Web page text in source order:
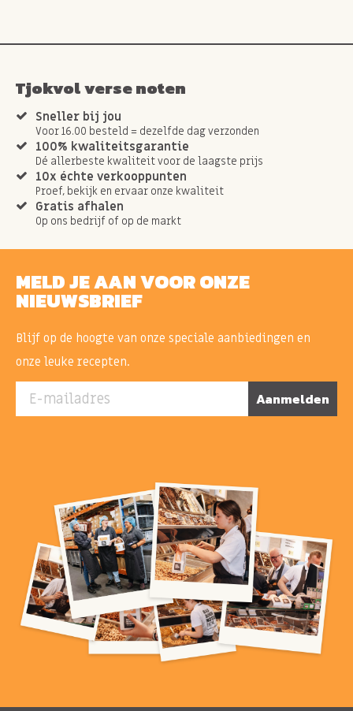
Tjokvol verse noten
Sneller bij jou
Voor 16.00 besteld = dezelfde dag verzonden
100% kwaliteitsgarantie
Dé allerbeste kwaliteit voor de laagste prijs
10x échte verkooppunten
Proef, bekijk en ervaar onze kwaliteit
Gratis afhalen
Op ons bedrijf of op de markt
MELD JE AAN VOOR ONZE
NIEUWSBRIEF
Blijf op de hoogte van onze speciale aanbiedingen en
onze leuke recepten.
E-mailadres Aanmelden